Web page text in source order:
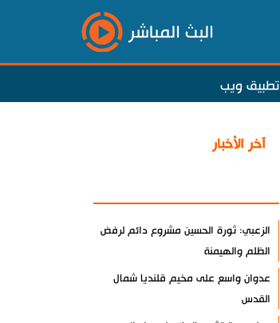
البث المباشر
تطبيق ويب
آخر الأخبار
الزعبي: ثورة الحسين مشروع دائم لرفض
الظلم والهيمنة
عدوان واسع على مخيم قلنديا شمال
القدس